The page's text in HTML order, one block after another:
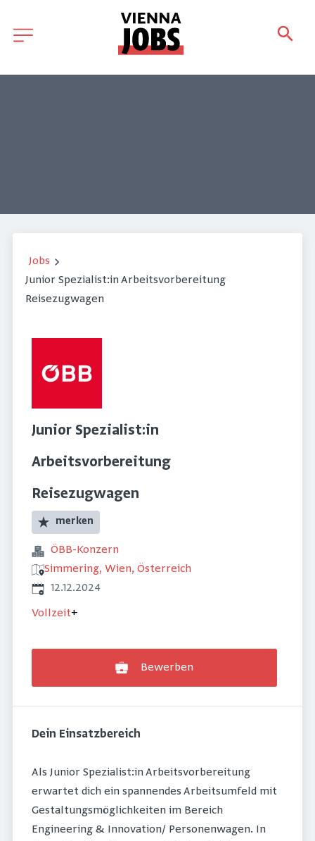
Jobs
Junior Spezialist:in Arbeitsvorbereitung
Reisezugwagen
Junior Spezialist:in
Arbeitsvorbereitung
Reisezugwagen
merken
ÖBB-Konzern
Simmering, Wien, Österreich
Veröffentlicht
12.12.2024
Vollzeit+
Bewerben
Dein Einsatzbereich
Als Junior Spezialist:in Arbeitsvorbereitung
erwartet dich ein spannendes Arbeitsumfeld mit
Gestaltungsmöglichkeiten im Bereich
Engineering & Innovation/ Personenwagen. In